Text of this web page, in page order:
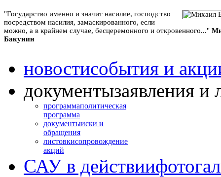
"Государство именно и значит насилие, господство
посредством насилия, замаскированного, если
можно, а в крайнем случае, бесцеремонного и откровенного..."
Бакунин
новостисобытия и
документызаявления и
программаполитическая
программа
документыиски и
обращения
листовкисопровождение
акций
САУ в действии